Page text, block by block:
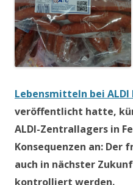
Lebensmitteln bei
veröffentlicht hatte,
ALDI-Zentrallagers in
Konsequenzen an: Der
auch in nächster
kontrolliert werden.